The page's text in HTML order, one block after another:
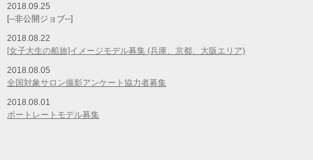
2018.09.25
[--非公開ジョブ--]
2018.08.22
[女子大生の船旅]イメージモデル募集 (兵庫、京都、大阪エリア)
2018.08.05
全国対象サロン撮影アンケート協力者募集
2018.08.01
ポートレートモデル募集